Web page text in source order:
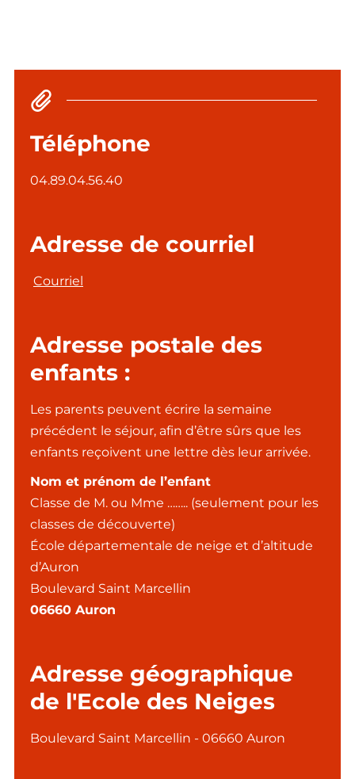
Téléphone
04.89.04.56.40
Adresse de courriel
Courriel
Adresse postale des
enfants :
Les parents peuvent écrire la semaine
précédent le séjour, afin d’être sûrs que les
enfants reçoivent une lettre dès leur arrivée.
Nom et prénom de l’enfant
Classe de M. ou Mme …….. (seulement pour les
classes de découverte)
École départementale de neige et d’altitude
d’Auron
Boulevard Saint Marcellin
06660 Auron
Adresse géographique
de l'Ecole des Neiges
Boulevard Saint Marcellin - 06660 Auron